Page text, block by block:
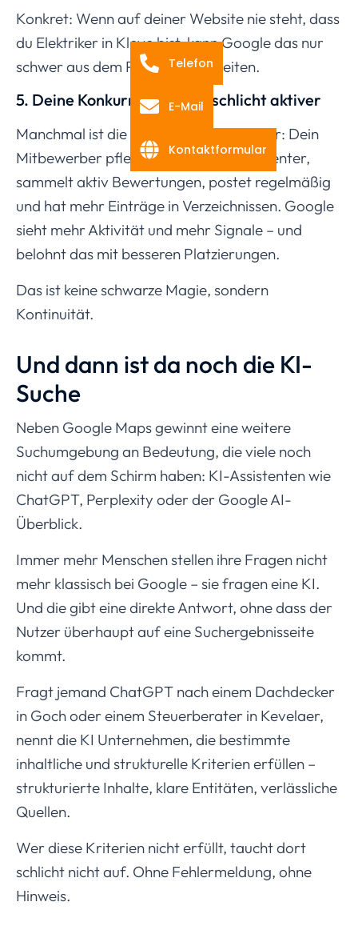
Konkret: Wenn auf deiner Website nie steht, dass
du Elektriker in Kleve bist, kann Google das nur
schwer aus dem Profil allein ableiten.
5. Deine Konkurrenten sind schlicht aktiver
Manchmal ist die Ursache unspektakulär: Dein
Mitbewerber pflegt sein Profil konsequenter,
sammelt aktiv Bewertungen, postet regelmäßig
und hat mehr Einträge in Verzeichnissen. Google
sieht mehr Aktivität und mehr Signale – und
belohnt das mit besseren Platzierungen.
Das ist keine schwarze Magie, sondern
Kontinuität.
Und dann ist da noch die KI-
Suche
Neben Google Maps gewinnt eine weitere
Suchumgebung an Bedeutung, die viele noch
nicht auf dem Schirm haben: KI-Assistenten wie
ChatGPT, Perplexity oder der Google AI-
Überblick.
Immer mehr Menschen stellen ihre Fragen nicht
mehr klassisch bei Google – sie fragen eine KI.
Und die gibt eine direkte Antwort, ohne dass der
Nutzer überhaupt auf eine Suchergebnisseite
kommt.
Fragt jemand ChatGPT nach einem Dachdecker
in Goch oder einem Steuerberater in Kevelaer,
nennt die KI Unternehmen, die bestimmte
inhaltliche und strukturelle Kriterien erfüllen –
strukturierte Inhalte, klare Entitäten, verlässliche
Quellen.
Wer diese Kriterien nicht erfüllt, taucht dort
schlicht nicht auf. Ohne Fehlermeldung, ohne
Hinweis.
Telefon
E-Mail
Kontaktformular